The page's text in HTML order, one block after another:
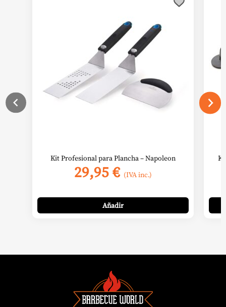
Kit Profesional para Plancha – Napoleon
29,95€ (IVA inc.)
Añadir